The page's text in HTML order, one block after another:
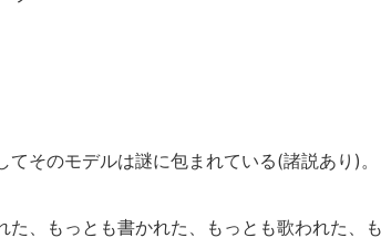
そのモデルは謎に包まれている(諸説あり)。
た、もっとも書かれた、もっとも歌われた、